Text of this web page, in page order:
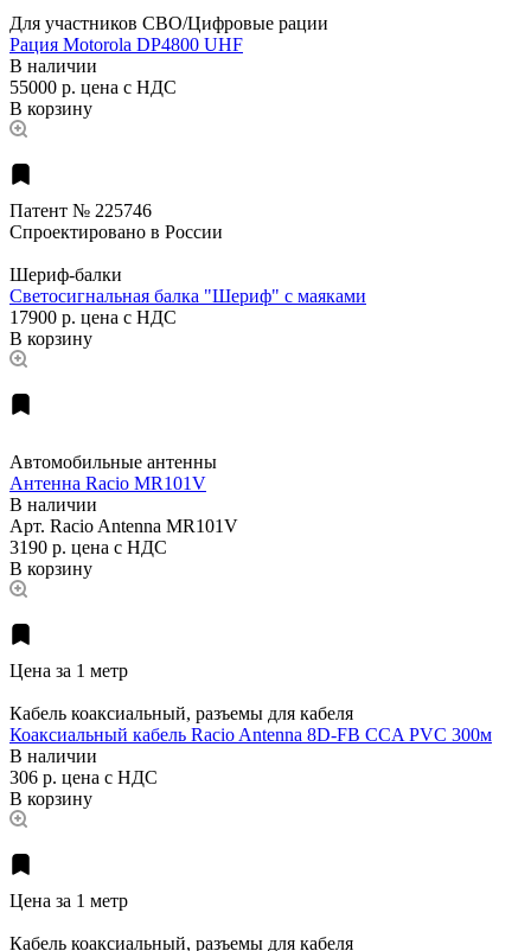
Для участников СВО/Цифровые рации
Рация Motorola DP4800 UHF
В наличии
55000 р. цена с НДС
В корзину
Патент № 225746
Спроектировано в России
Шериф-балки
Светосигнальная балка "Шериф" с маяками
17900 р. цена с НДС
В корзину
Автомобильные антенны
Антенна Racio MR101V
В наличии
Арт. Racio Antenna MR101V
3190 р. цена с НДС
В корзину
Цена за 1 метр
Кабель коаксиальный, разъемы для кабеля
Коаксиальный кабель Racio Antenna 8D-FB CCA PVC 300м
В наличии
306 р. цена с НДС
В корзину
Цена за 1 метр
Кабель коаксиальный, разъемы для кабеля